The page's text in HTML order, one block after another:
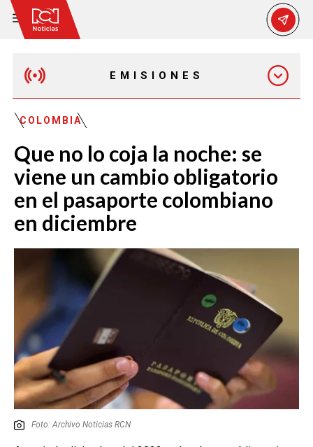
EMISIONES
EMISIÓN 12:30 PM
EMISIÓN 7:00 PM
EMISIÓN 11:30 PM
COLOMBIA
Que no lo coja la noche: se
viene un cambio obligatorio
en el pasaporte colombiano
en diciembre
Foto: Archivo Noticias RCN